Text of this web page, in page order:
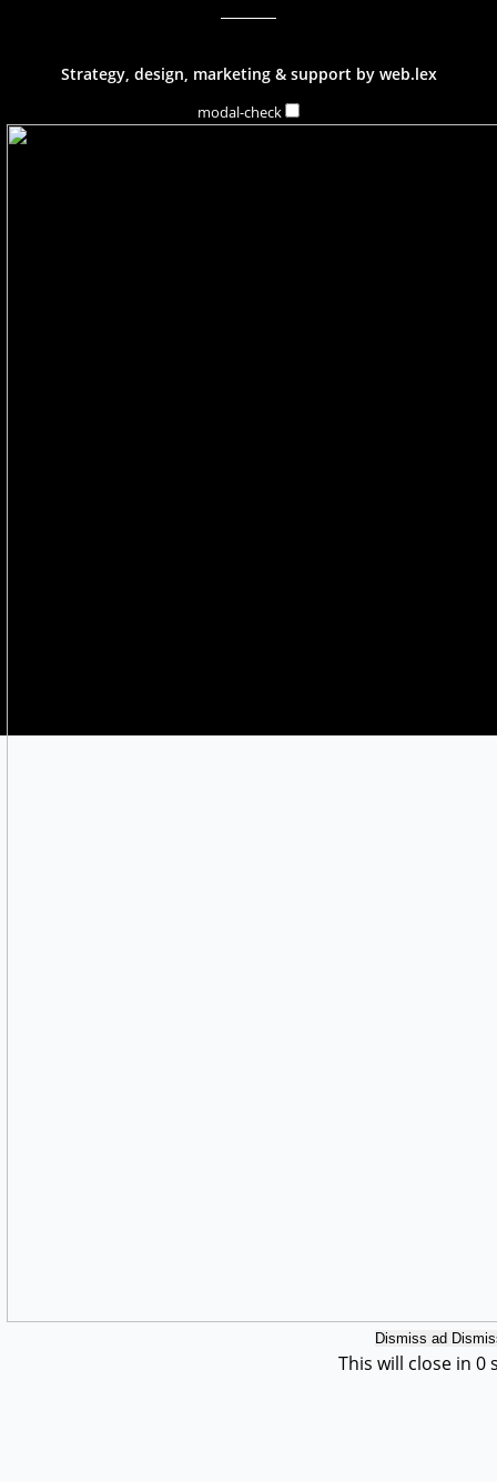
Strategy, design, marketing & support by web.lex
modal-check
Dismiss ad
This will close in 0